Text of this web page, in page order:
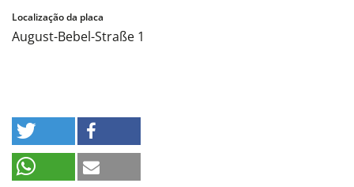
August-Bebel-Straße 1